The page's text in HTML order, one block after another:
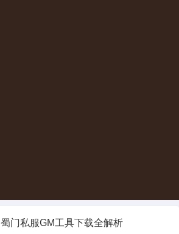
蜀门私服GM工具下载全解析